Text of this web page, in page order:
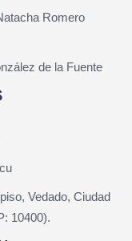
Romero
de la Fuente
Vedado, Ciudad
10400).